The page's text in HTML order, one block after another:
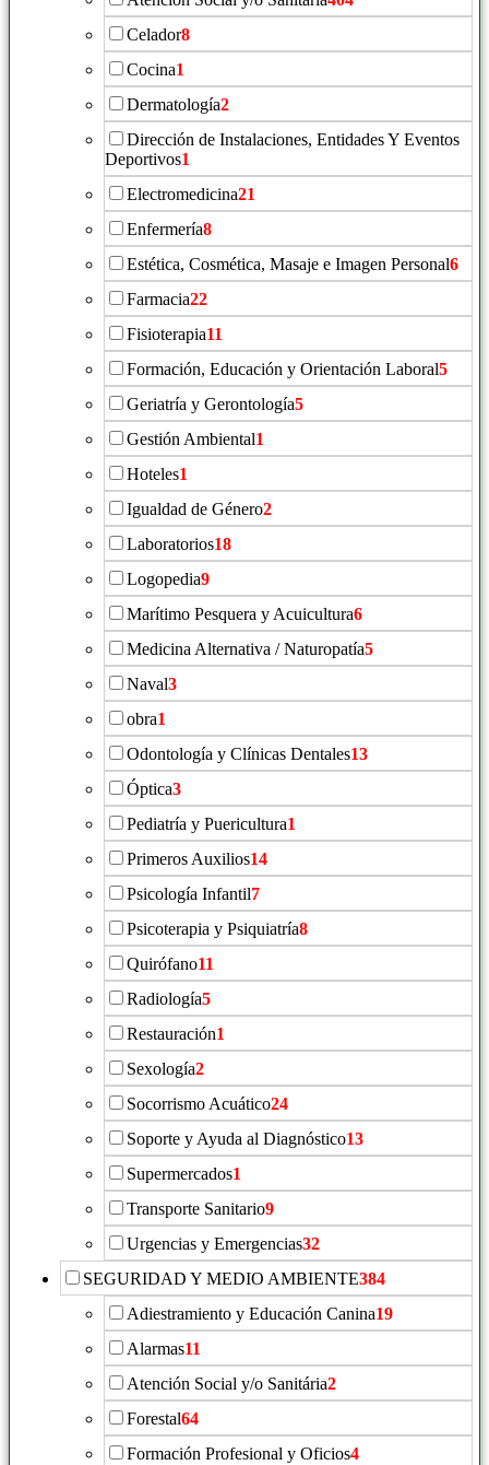
Celador8
Cocina1
Dermatología2
Dirección de Instalaciones, Entidades Y Eventos
Deportivos1
Electromedicina21
Enfermería8
Estética, Cosmética, Masaje e Imagen Personal6
Farmacia22
Fisioterapia11
Formación, Educación y Orientación Laboral5
Geriatría y Gerontología5
Gestión Ambiental1
Hoteles1
Igualdad de Género2
Laboratorios18
Logopedia9
Marítimo Pesquera y Acuicultura6
Medicina Alternativa / Naturopatía5
Naval3
obra1
Odontología y Clínicas Dentales13
Óptica3
Pediatría y Puericultura1
Primeros Auxilios14
Psicología Infantil7
Psicoterapia y Psiquiatría8
Quirófano11
Radiología5
Restauración1
Sexología2
Socorrismo Acuático24
Soporte y Ayuda al Diagnóstico13
Supermercados1
Transporte Sanitario9
Urgencias y Emergencias32
SEGURIDAD Y MEDIO AMBIENTE384
Adiestramiento y Educación Canina19
Alarmas11
Atención Social y/o Sanitária2
Forestal64
Formación Profesional y Oficios4